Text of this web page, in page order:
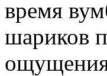
время
шариков
ощущения